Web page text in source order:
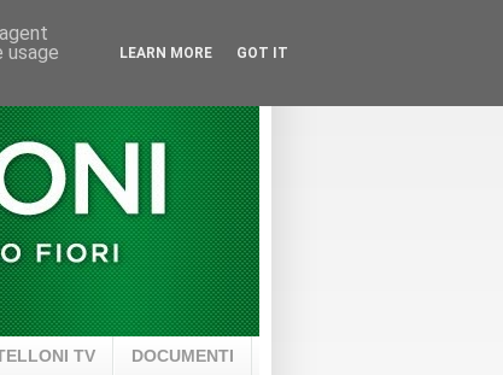
TV DOCUMENTI
usage
LEARN MORE GOT IT